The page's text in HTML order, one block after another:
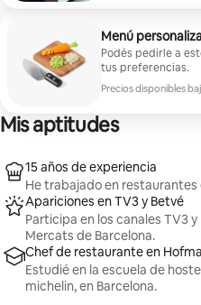
Menú
Podés pedirle a
tus preferencias.
Precios disponibles
Mis aptitudes
15 años de experiencia
He trabajado en restaurantes
Apariciones en TV3 y Betvé
Participa en los canales TV3
Mercats de Barcelona.
Chef de restaurante en
Estudié en la escuela de
michelin, en Barcelona.